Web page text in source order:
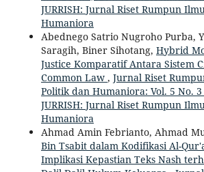
JURRISH: Jurnal Riset Rumpun
Humaniora
Abednego Satrio Nugroho Purba,
Saragih, Biner Sihotang, Hybrid
Justice Komparatif Antara Sistem
Common Law , Jurnal Riset
Politik dan Humaniora: Vol. 5 No. 3
JURRISH: Jurnal Riset Rumpun
Humaniora
Ahmad Amin Febrianto, Ahmad
Bin Tsabit dalam Kodifikasi Al-
Implikasi Kepastian Teks Nash